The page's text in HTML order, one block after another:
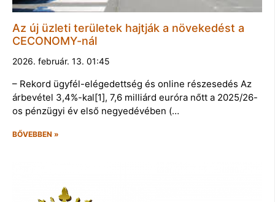
Az új üzleti területek hajtják a növekedést a
CECONOMY-nál
2026. február. 13. 01:45
– Rekord ügyfél-elégedettség és online részesedés Az
árbevétel 3,4%-kal[1], 7,6 milliárd euróra nőtt a 2025/26-
os pénzügyi év első negyedévében (…
BŐVEBBEN »